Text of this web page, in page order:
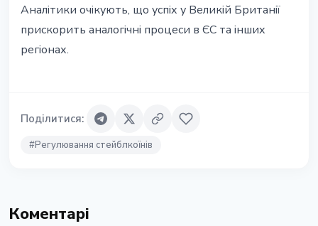
Аналітики очікують, що успіх у Великій Британії
прискорить аналогічні процеси в ЄС та інших
регіонах.
Поділитися:
#Регулювання стейблкоїнів
Коментарі